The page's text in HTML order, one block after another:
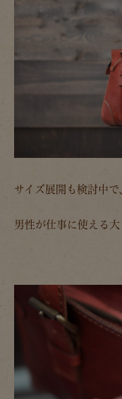
サイズ展開も検討中で
男性が仕事に使える大